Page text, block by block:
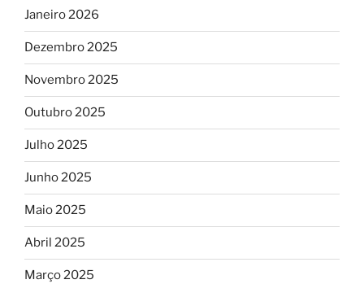
Janeiro 2026
Dezembro 2025
Novembro 2025
Outubro 2025
Julho 2025
Junho 2025
Maio 2025
Abril 2025
Março 2025